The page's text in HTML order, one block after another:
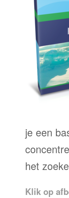
je een
het
Klik op